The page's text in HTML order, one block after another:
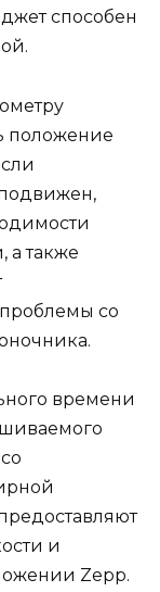
способен
положение
а также
со
времени
и
Zepp.